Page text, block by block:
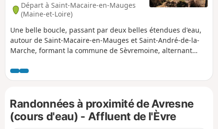
Départ à Saint-Macaire-en-Mauges
(Maine-et-Loire)
Une belle boucle, passant par deux belles étendues d'eau,
autour de Saint-Macaire-en-Mauges et Saint-André-de-la-
Marche, formant la commune de Sèvremoine, alternant
pour tracteurs, et peu de sentiers.
Randonnées à proximité de Avresne
(cours d'eau) - Affluent de l'Èvre